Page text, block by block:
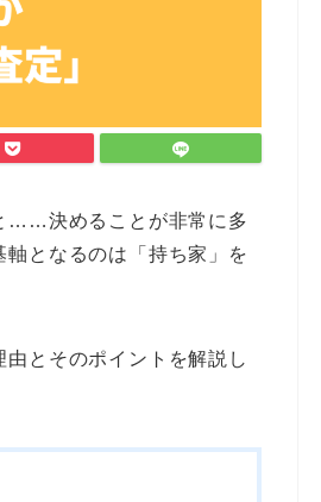
……決めることが非常に多
となるのは「持ち家」を
とそのポイントを解説し